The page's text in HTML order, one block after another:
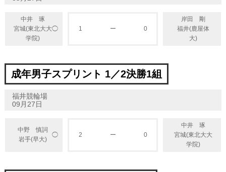
中井 琢
宮城(東北大大
学院)
◯ 1 ー 0
岸田 剛
福井(鹿屋体
大)
成年男子スプリント 1／2決勝1組
福井競輪場
09月27日
中野 慎詞
岩手(早大)
◯ 2 ー 0
中井 琢
宮城(東北大大
学院)